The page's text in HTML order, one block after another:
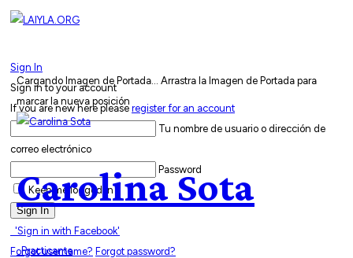
Sign In
Sign in to your account
If you are new here please register for an account
Tu nombre de usuario o dirección de
correo electrónico
Password
Keep me logged in
Sign In
'Sign in with Facebook'
Forgot username? Forgot password?
Cargando Imagen de Portada... Arrastra la Imagen de Portada para
marcar la nueva posición
Carolina Sota
Practicante